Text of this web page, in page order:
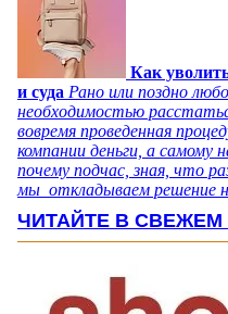
Как
и суда Рано или поздно
необходимостью
вовремя проведенная
компании деньги, а самому
почему подчас, зная, что
мы откладываем решение
ЧИТАЙТЕ В